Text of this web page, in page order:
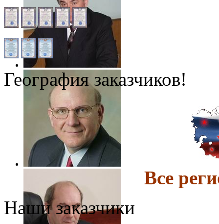
География заказчиков!
Все
Наши заказчики